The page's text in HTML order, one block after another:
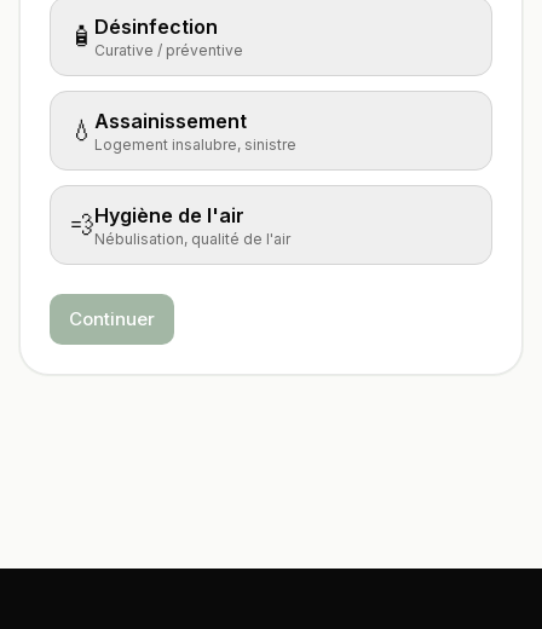
🧴 Désinfection
Curative / préventive
💧 Assainissement
Logement insalubre, sinistre
💨Hygiène de l'air
Nébulisation, qualité de l'air
Continuer